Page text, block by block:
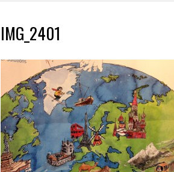
IMG_2401